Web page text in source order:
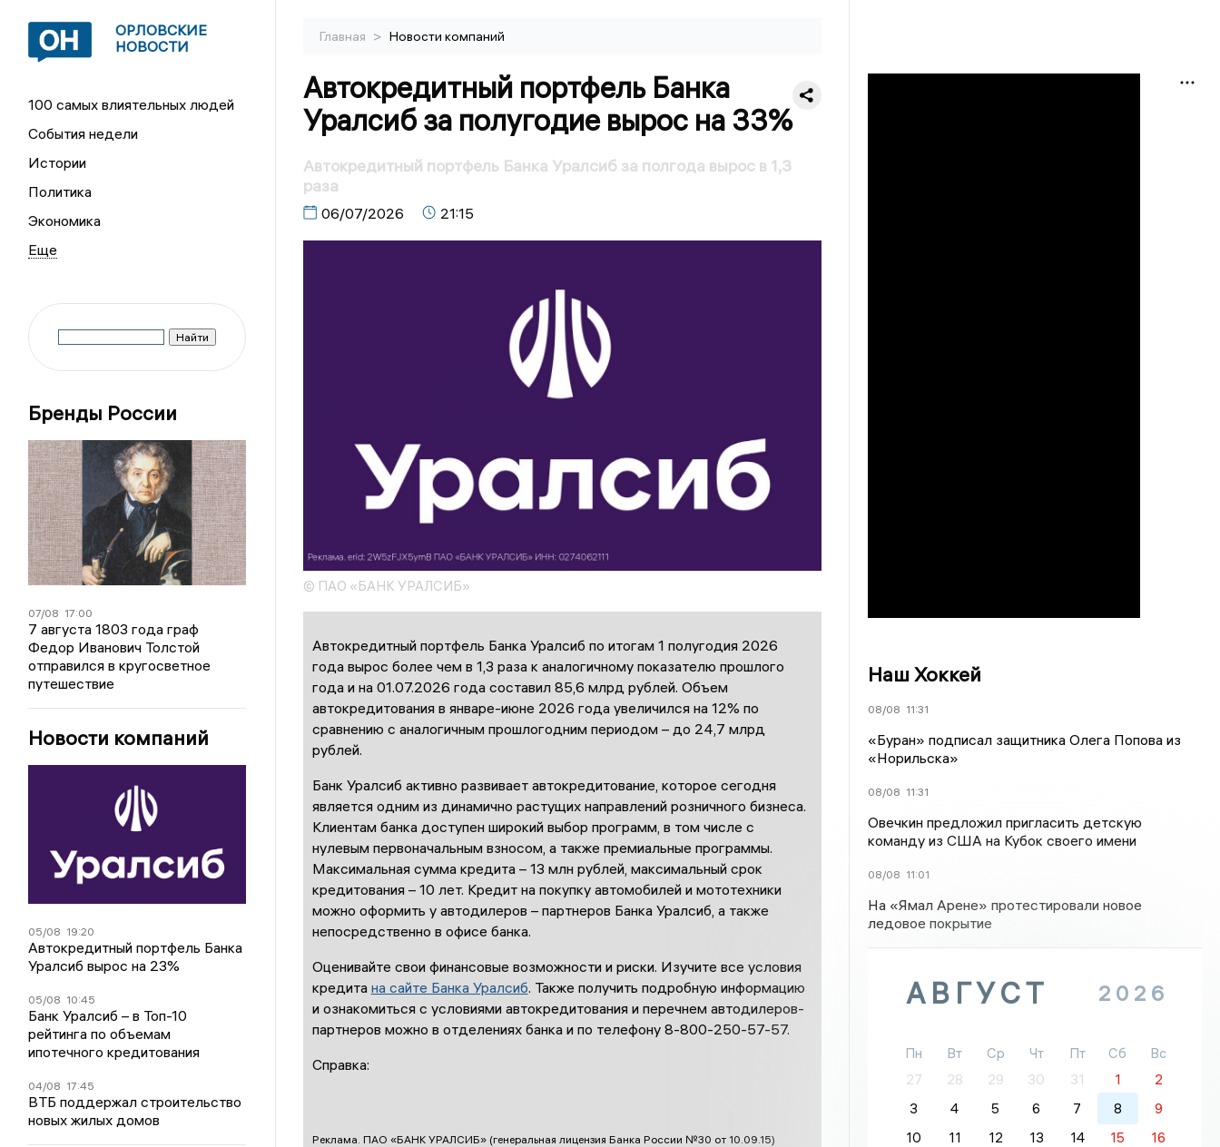
ОРЛОВСКИЕ
НОВОСТИ
100 самых влиятельных людей
События недели
Истории
Политика
Экономика
Бренды России
07/08 17:00
7 августа 1803 года граф
Федор Иванович Толстой
отправился в кругосветное
путешествие
Новости компаний
05/08 19:20
Автокредитный портфель Банка
Уралсиб вырос на 23%
05/08 10:45
Банк Уралсиб – в Топ-10
рейтинга по объемам
ипотечного кредитования
04/08 17:45
ВТБ поддержал строительство
новых жилых домов
Главная > Новости компаний
Автокредитный портфель Банка
Уралсиб за полугодие вырос на 33%
Автокредитный портфель Банка Уралсиб за полгода вырос в 1,3
раза
06/07/2026 21:15
© ПАО «БАНК УРАЛСИБ»
Автокредитный портфель Банка Уралсиб по итогам 1 полугодия 2026
года вырос более чем в 1,3 раза к аналогичному показателю прошлого
года и на 01.07.2026 года составил 85,6 млрд рублей. Объем
автокредитования в январе-июне 2026 года увеличился на 12% по
сравнению с аналогичным прошлогодним периодом – до 24,7 млрд
рублей.
Банк Уралсиб активно развивает автокредитование, которое сегодня
является одним из динамично растущих направлений розничного бизнеса.
Клиентам банка доступен широкий выбор программ, в том числе с
нулевым первоначальным взносом, а также премиальные программы.
Максимальная сумма кредита – 13 млн рублей, максимальный срок
кредитования – 10 лет. Кредит на покупку автомобилей и мототехники
можно оформить у автодилеров – партнеров Банка Уралсиб, а также
непосредственно в офисе банка.
Оценивайте свои финансовые возможности и риски. Изучите все условия
кредита на сайте Банка Уралсиб. Также получить подробную информацию
и ознакомиться с условиями автокредитования и перечнем автодилеров-
партнеров можно в отделениях банка и по телефону 8-800-250-57-57.
Справка:
Реклама. ПАО «БАНК УРАЛСИБ» (генеральная лицензия Банка России №30 от 10.09.15)
Наш Хоккей
08/08 11:31
«Буран» подписал защитника Олега Попова из
«Норильска»
08/08 11:31
Овечкин предложил пригласить детскую
команду из США на Кубок своего имени
08/08 11:01
На «Ямал Арене» протестировали новое
ледовое покрытие
АВГУСТ 2026
Пн Вт Ср Чт Пт Сб
Вс
27
28 29 30 31 1
2
3
4 5 6 7 8
9
10
11 12 13 14 15
16